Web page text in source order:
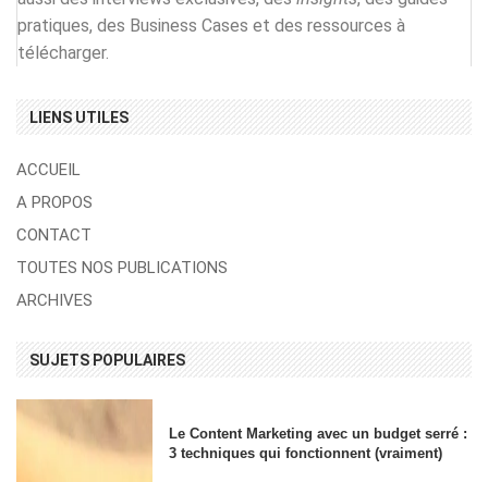
pratiques, des Business Cases et des ressources à
télécharger.
LIENS UTILES
ACCUEIL
A PROPOS
CONTACT
TOUTES NOS PUBLICATIONS
ARCHIVES
SUJETS POPULAIRES
Le Content Marketing avec un budget serré :
3 techniques qui fonctionnent (vraiment)